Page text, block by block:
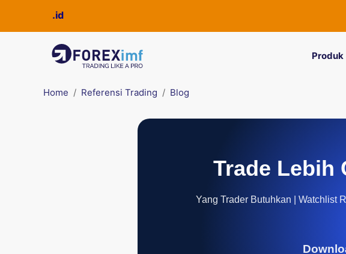
Produk
Home Referensi Trading Blog
Trade Lebih
Yang Trader Butuhkan | Watchlist